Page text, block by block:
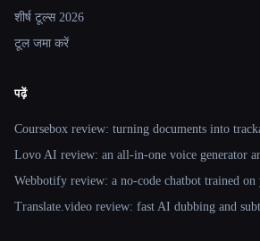
शीर्ष टूल्स 2026
टूल जमा करें
पढ़ें
Coursebox review: turning documents into
Lovo AI review: an all-in-one voice generator
Webbotify review: a no-code chatbot trained on
Translate.video review: fast AI dubbing and